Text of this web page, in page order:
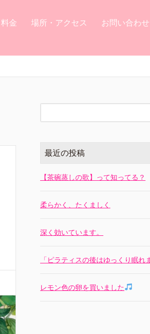
料金 場所・アクセス お問い合わ
最近の投稿
【茶碗蒸しの歌】って知ってる？
柔らかく、たくましく
深く効いています。
「ピラティスの後はゆっくり眠れ
レモン色の卵を買いました